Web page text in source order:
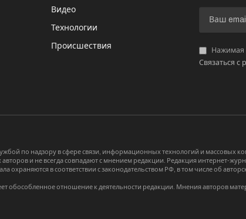
Видео
Технологии
Происшествия
Нажимая
Связаться с
по надзору в сфере связи, информационных технологий и массовых
и не всегда совпадают с мнением редакции. Редакция интернет-
охраняются в соответствии с законодательством РФ, в том числе об
обособленное отношение к деятельности редакции. Мнения авторов